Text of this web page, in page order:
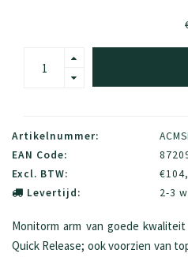
Artikelnummer:
EAN Code:
Excl. BTW:
Levertijd:
2-3
Monitorm arm van goede
Quick Release; ook voorzien van